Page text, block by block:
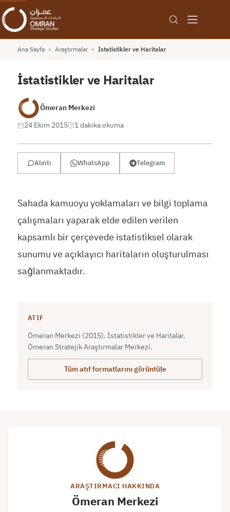
Ana Sayfa › Araştırmalar › İstatistikler ve Haritalar
İstatistikler ve Haritalar
Ömeran Merkezi
24 Ekim 2015
1 dakika okuma
Alıntı WhatsApp Telegram
Sahada kamuoyu yoklamaları ve bilgi toplama
çalışmaları yaparak elde edilen verilen
kapsamlı bir çerçevede istatistiksel olarak
sunumu ve açıklayıcı haritaların oluşturulması
sağlanmaktadır.
ATIF
Ömeran Merkezi (2015). İstatistikler ve Haritalar.
Ömeran Stratejik Araştırmalar Merkezi.
Tüm atıf formatlarını görüntüle
ARAŞTIRMACI HAKKINDA
Ömeran Merkezi